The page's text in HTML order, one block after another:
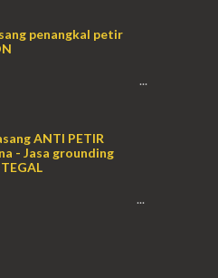
...penangkal petir
ANTI PETIR
- Jasa grounding